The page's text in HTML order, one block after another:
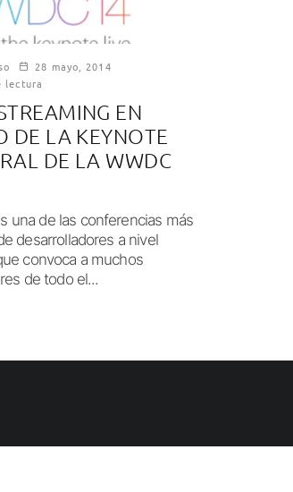
28 mayo, 2014
lectura
EN
DE LA KEYNOTE
DE LA WWDC
una de las conferencias más
desarrolladores a nivel
convoca a muchos
de todo el...